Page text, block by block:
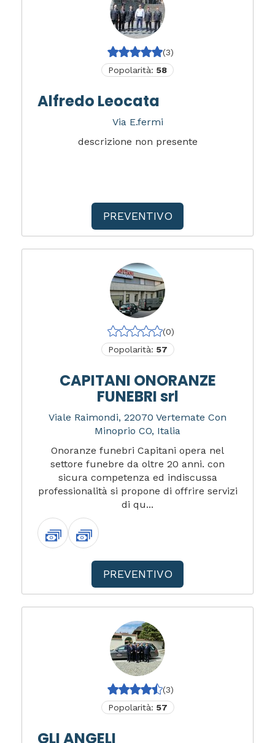
(3)
Popolarità: 58
Alfredo Leocata
Via E.fermi
descrizione non presente
PREVENTIVO
(0)
Popolarità: 57
CAPITANI ONORANZE
FUNEBRI srl
Viale Raimondi, 22070 Vertemate Con
Minoprio CO, Italia
Onoranze funebri Capitani opera nel
settore funebre da oltre 20 anni. con
sicura competenza ed indiscussa
professionalità si propone di offrire servizi
di qu...
PREVENTIVO
(3)
Popolarità: 57
GLI ANGELI